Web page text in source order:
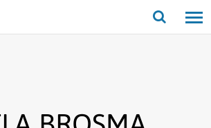
Opna/